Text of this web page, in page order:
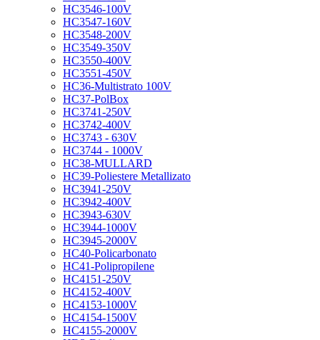
HC3546-100V
HC3547-160V
HC3548-200V
HC3549-350V
HC3550-400V
HC3551-450V
HC36-Multistrato 100V
HC37-PolBox
HC3741-250V
HC3742-400V
HC3743 - 630V
HC3744 - 1000V
HC38-MULLARD
HC39-Poliestere Metallizato
HC3941-250V
HC3942-400V
HC3943-630V
HC3944-1000V
HC3945-2000V
HC40-Policarbonato
HC41-Polipropilene
HC4151-250V
HC4152-400V
HC4153-1000V
HC4154-1500V
HC4155-2000V